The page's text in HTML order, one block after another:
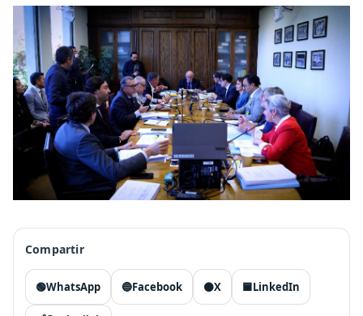
Compartir
🟢WhatsApp 🔵Facebook ⚫X 🟦LinkedIn